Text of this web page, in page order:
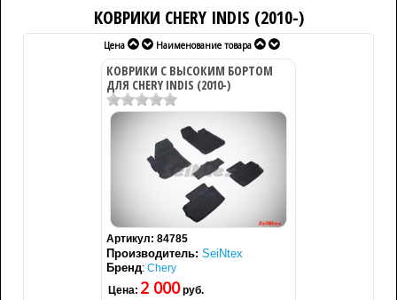
КОВРИКИ CHERY INDIS (2010-)
Цена Наименование товара
КОВРИКИ С ВЫСОКИМ БОРТОМ
ДЛЯ CHERY INDIS (2010-)
Артикул: 84785
Производитель: SeiNtex
Бренд: Chery
Цена: 2 000руб.